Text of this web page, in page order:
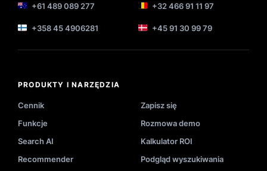
+61 489 089 277 +32 466 91 11 97
+358 45 4906281 +45 91 30 99 79
PRODUKTY I NARZĘDZIA
Cennik
Zapisz się
Funkcje
Rozmowa demo
Search AI
Kalkulator ROI
Recommender
Podgląd wyszukiwania